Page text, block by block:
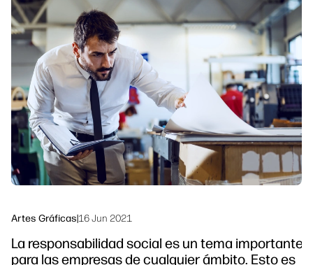
Ponte en contacto con un experto de
HP PrintOS
Síguenos
linkedInfacebook
twitter youtube
Soluciones de flujo de trabajo
Sostenibilidad
Artes Gráficas|16 Jun 2021
La responsabilidad social es un tema importante
para las empresas de cualquier ámbito. Esto es